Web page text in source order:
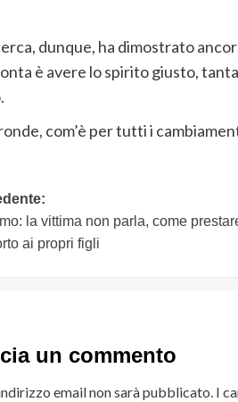
dunque, ha dimostrato
è avere lo spirito giusto,
com’è per tutti i
la vittima non parla, come
ai propri figli
un commento
email non sarà pubblicato. I